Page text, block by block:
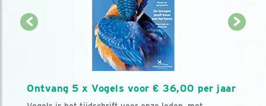
Ontvang 5 x Vogels voor € 36,00 per jaar